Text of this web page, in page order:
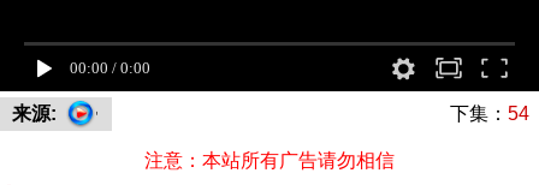
来源: 下集： 54
注意：本站所有广告请勿相信